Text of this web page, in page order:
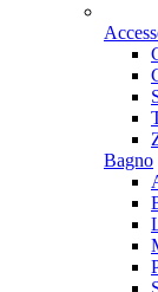
Bagno